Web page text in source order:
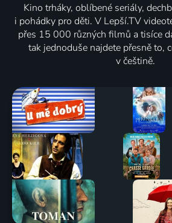
Kino trháky, oblíbené seriály,
i pohádky pro děti. V Lepší.TV
přes 15 000 různých filmů a tisíce
tak jednoduše najdete přesně to,
v češtině.